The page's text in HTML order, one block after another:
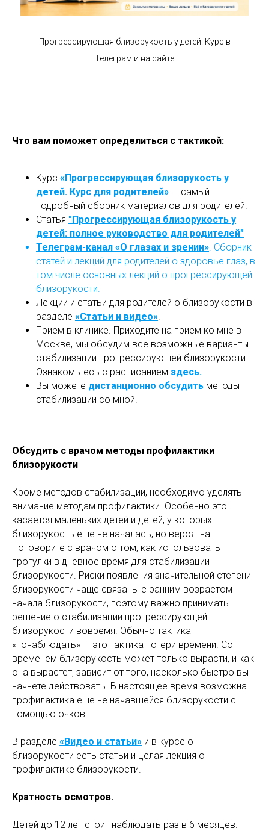
Прогрессирующая близорукость у детей. Курс в
Телеграм и на сайте
Что вам поможет определиться с тактикой:
Курс «Прогрессирующая близорукость у
детей. Курс для родителей» — самый
подробный сборник материалов для родителей.
Статья "Прогрессирующая близорукость у
детей: полное руководство для родителей"
Телеграм-канал «О глазах и зрении» . Сборник
статей и лекций для родителей о здоровье глаз, в
том числе основных лекций о прогрессирующей
близорукости.
Лекции и статьи для родителей о близорукости в
разделе «Статьи и видео»
Прием в клинике. Приходите на прием ко мне в
Москве, мы обсудим все возможные варианты
стабилизации прогрессирующей близорукости.
Ознакомьтесь с расписанием здесь.
Вы можете дистанционно обсудить методы
стабилизации со мной.
Обсудить с врачом методы профилактики
близорукости
Кроме методов стабилизации, необходимо уделять
внимание методам профилактики. Особенно это
касается маленьких детей и детей, у которых
близорукость еще не началась, но вероятна.
Поговорите с врачом о том, как использовать
прогулки в дневное время для стабилизации
близорукости. Риски появления значительной степени
близорукости чаще связаны с ранним возрастом
начала близорукости, поэтому важно принимать
решение о стабилизации прогрессирующей
близорукости вовремя. Обычно тактика
«понаблюдать» — это тактика потери времени. Со
временем близорукость может только вырасти, и как
она вырастет, зависит от того, насколько быстро вы
начнете действовать. В настоящее время возможна
профилактика еще не начавшейся близорукости с
помощью очков.
В разделе «Видео и статьи» и в курсе о
близорукости есть статьи и целая лекция о
профилактике близорукости.
Кратность осмотров.
Детей до 12 лет стоит наблюдать раз в 6 месяцев.